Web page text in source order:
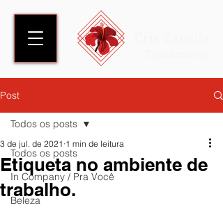
Post
Todos os posts
In Company / Pra Você
Beleza
Todos os posts
Etiqueta no ambiente de
trabalho.
3 de jul. de 2021 1 min de leitura